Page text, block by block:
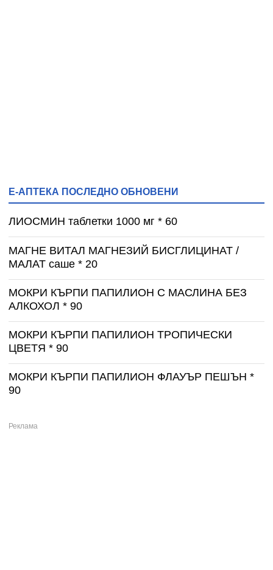
Е-АПТЕКА ПОСЛЕДНО ОБНОВЕНИ
ЛИОСМИН таблетки 1000 мг * 60
МАГНЕ ВИТАЛ МАГНЕЗИЙ БИСГЛИЦИНАТ /
МАЛАТ саше * 20
МОКРИ КЪРПИ ПАПИЛИОН С МАСЛИНА БЕЗ
АЛКОХОЛ * 90
МОКРИ КЪРПИ ПАПИЛИОН ТРОПИЧЕСКИ
ЦВЕТЯ * 90
МОКРИ КЪРПИ ПАПИЛИОН ФЛАУЪР ПЕШЪН *
90